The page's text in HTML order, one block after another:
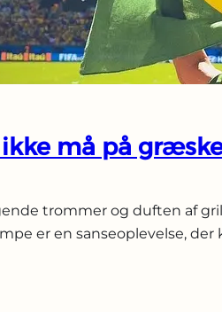
må på
trommer og duften af
er en sanseoplevelse, der